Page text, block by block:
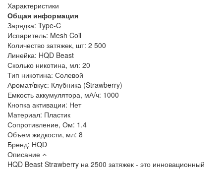
Характеристики
Общая информация
Зарядка: Type-C
Испаритель: Mesh Coil
Количество затяжек, шт: 2 500
Линейка: HQD Beast
Сколько никотина, мл: 20
Тип никотина: Солевой
Аромат/вкус: Клубника (Strawberry)
Емкость аккумулятора, мА/ч: 1000
Кнопка активации: Нет
Материал: Пластик
Сопротивление, Ом: 1.4
Объем жидкости, мл: 8
Бренд: HQD
Описание
HQD Beast Strawberry на 2500 затяжек - это инновационный